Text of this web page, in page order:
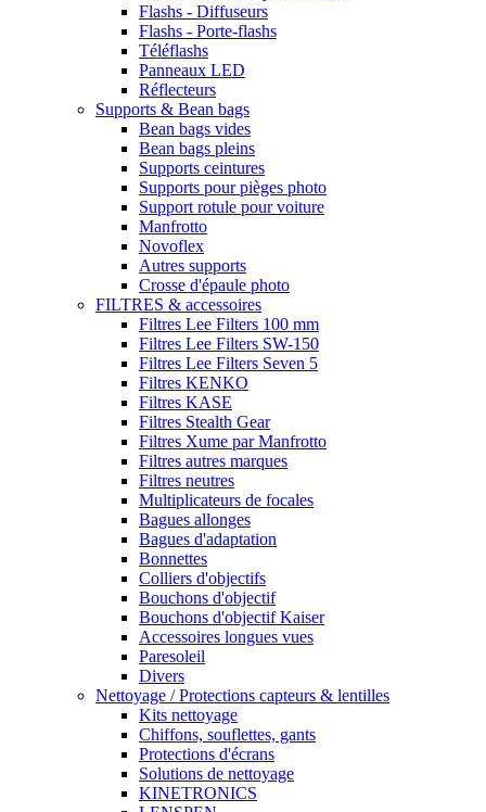
Flashs - Diffuseurs
Flashs - Porte-flashs
Téléflashs
Panneaux LED
Réflecteurs
Supports & Bean bags
Bean bags vides
Bean bags pleins
Supports ceintures
Supports pour pièges photo
Support rotule pour voiture
Manfrotto
Novoflex
Autres supports
Crosse d'épaule photo
FILTRES & accessoires
Filtres Lee Filters 100 mm
Filtres Lee Filters SW-150
Filtres Lee Filters Seven 5
Filtres KENKO
Filtres KASE
Filtres Stealth Gear
Filtres Xume par Manfrotto
Filtres autres marques
Filtres neutres
Multiplicateurs de focales
Bagues allonges
Bagues d'adaptation
Bonnettes
Colliers d'objectifs
Bouchons d'objectif
Bouchons d'objectif Kaiser
Accessoires longues vues
Paresoleil
Divers
Nettoyage / Protections capteurs & lentilles
Kits nettoyage
Chiffons, souflettes, gants
Protections d'écrans
Solutions de nettoyage
KINETRONICS